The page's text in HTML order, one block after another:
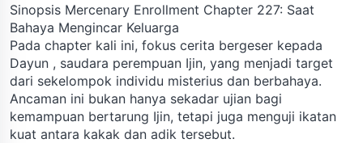
Sinopsis Mercenary Enrollment Chapter 227: Saat
Bahaya Mengincar Keluarga
Pada chapter kali ini, fokus cerita bergeser kepada
Dayun , saudara perempuan Ijin, yang menjadi target
dari sekelompok individu misterius dan berbahaya.
Ancaman ini bukan hanya sekadar ujian bagi
kemampuan bertarung Ijin, tetapi juga menguji ikatan
kuat antara kakak dan adik tersebut.